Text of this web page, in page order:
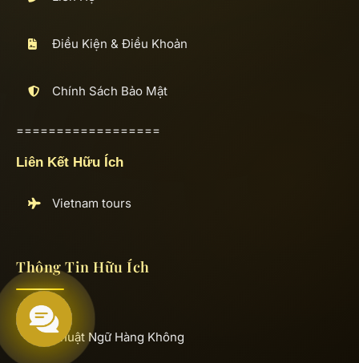
Điều Kiện & Điều Khoản
Chính Sách Bảo Mật
==================
Liên Kết Hữu Ích
Vietnam tours
Thông Tin Hữu Ích
Thuật Ngữ Hàng Không